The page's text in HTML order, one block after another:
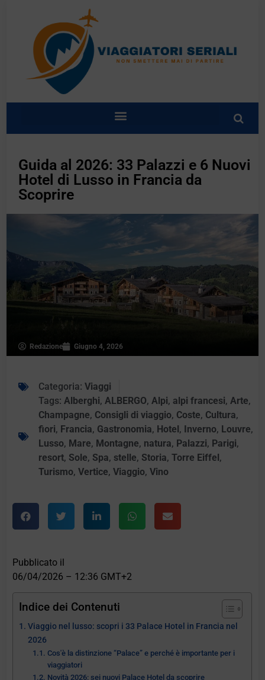
Guida al 2026: 33 Palazzi e 6 Nuovi
Hotel di Lusso in Francia da
Scoprire
Redazione Giugno 4, 2026
Categoria: Viaggi
Tags: Alberghi, ALBERGO, Alpi, alpi francesi, Arte,
Champagne, Consigli di viaggio, Coste, Cultura,
fiori, Francia, Gastronomia, Hotel, Inverno, Louvre,
Lusso, Mare, Montagne, natura, Palazzi, Parigi,
resort, Sole, Spa, stelle, Storia,Torre Eiffel,
Turismo,Vertice,Viaggio,Vino
Pubblicato il
06/04/2026 – 12:36 GMT+2
Indice dei Contenuti
Viaggio nel lusso: scopri i 33 Palace Hotel in Francia nel
2026
Cos'è la distinzione “Palace” e perché è importante per i
viaggiatori
Novità 2026: sei nuovi Palace Hotel da scoprire